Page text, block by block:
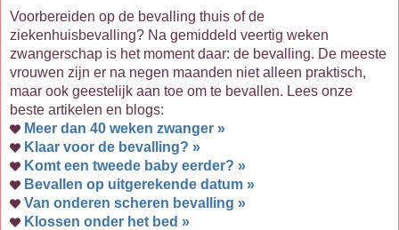
Voorbereiden op de bevalling thuis of de
ziekenhuisbevalling? Na gemiddeld veertig weken
zwangerschap is het moment daar: de bevalling. De meeste
vrouwen zijn er na negen maanden niet alleen praktisch,
maar ook geestelijk aan toe om te bevallen. Lees onze
beste artikelen en blogs:
Meer dan 40 weken zwanger »
Klaar voor de bevalling? »
Komt een tweede baby eerder? »
Bevallen op uitgerekende datum »
Van onderen scheren bevalling »
Klossen onder het bed »